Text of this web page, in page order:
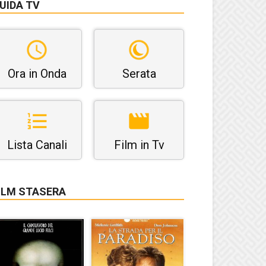
TV
Ora in Onda Serata
Lista Canali Film in Tv
STASERA